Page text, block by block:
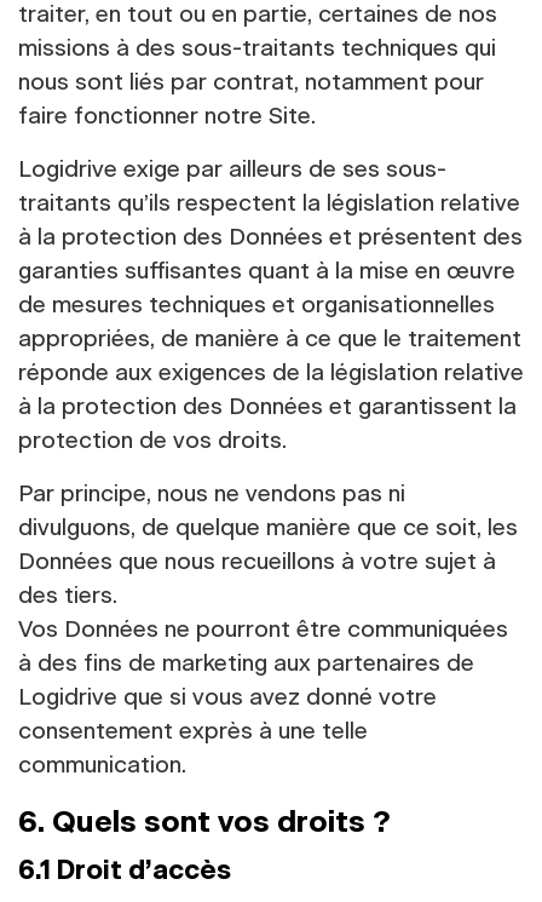
traiter, en tout ou en partie, certaines de nos
missions à des sous-traitants techniques qui
nous sont liés par contrat, notamment pour
faire fonctionner notre Site.
Logidrive exige par ailleurs de ses sous-
traitants qu’ils respectent la législation relative
à la protection des Données et présentent des
garanties suffisantes quant à la mise en œuvre
de mesures techniques et organisationnelles
appropriées, de manière à ce que le traitement
réponde aux exigences de la législation relative
à la protection des Données et garantissent la
protection de vos droits.
Par principe, nous ne vendons pas ni
divulguons, de quelque manière que ce soit, les
Données que nous recueillons à votre sujet à
des tiers.
Vos Données ne pourront être communiquées
à des fins de marketing aux partenaires de
Logidrive que si vous avez donné votre
consentement exprès à une telle
communication.
6. Quels sont vos droits ?
6.1 Droit d’accès